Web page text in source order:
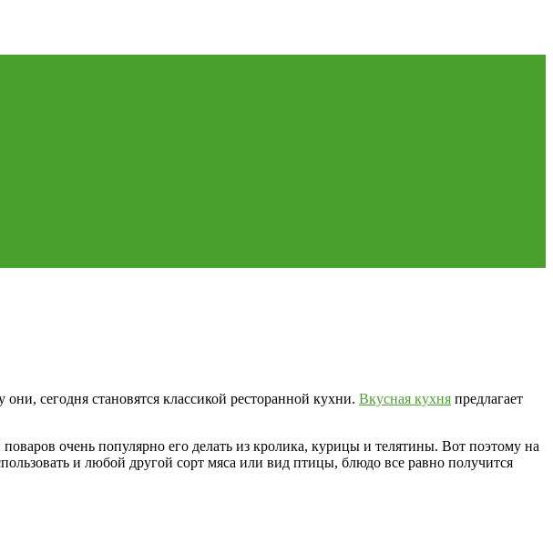
сегодня становятся классикой ресторанной кухни. Вкусная кухня предлагает
очень популярно его делать из кролика, курицы и телятины. Вот поэтому на
и любой другой сорт мяса или вид птицы, блюдо все равно получится